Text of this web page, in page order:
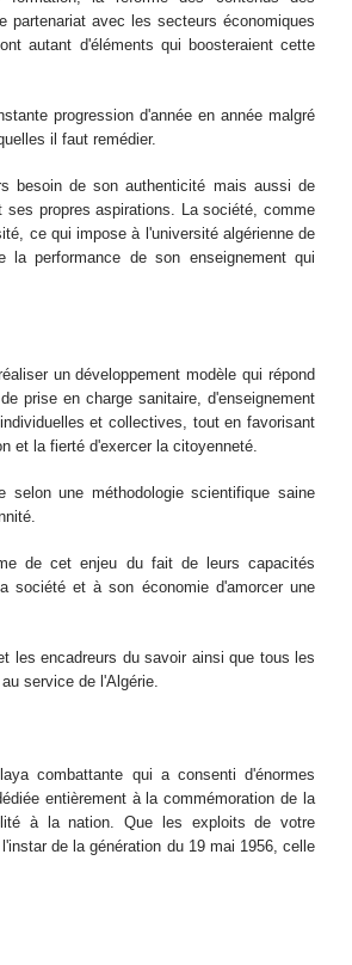
partenariat avec les secteurs économiques
autant d'éléments qui boosteraient cette
progression d'année en année malgré
il faut remédier.
besoin de son authenticité mais aussi de
propres aspirations. La société, comme
ce qui impose à l'université algérienne de
performance de son enseignement qui
un développement modèle qui répond
prise en charge sanitaire, d'enseignement
et collectives, tout en favorisant
et la fierté d'exercer la citoyenneté.
selon une méthodologie scientifique saine
de cet enjeu du fait de leurs capacités
société et à son économie d'amorcer une
les encadreurs du savoir ainsi que tous les
service de l'Algérie.
combattante qui a consenti d'énormes
entièrement à la commémoration de la
à la nation. Que les exploits de votre
de la génération du 19 mai 1956, celle